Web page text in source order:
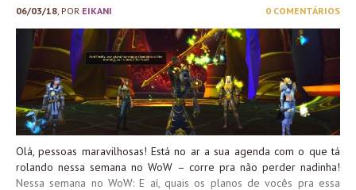
06/03/18 , POR EIKANI 0 COMENTÁRIOS
Olá, pessoas maravilhosas! Está no ar a sua agenda com o que tá
rolando nessa semana no WoW – corre pra não perder nadinha!
Nessa semana no WoW: E aí, quais os planos de vocês pra essa